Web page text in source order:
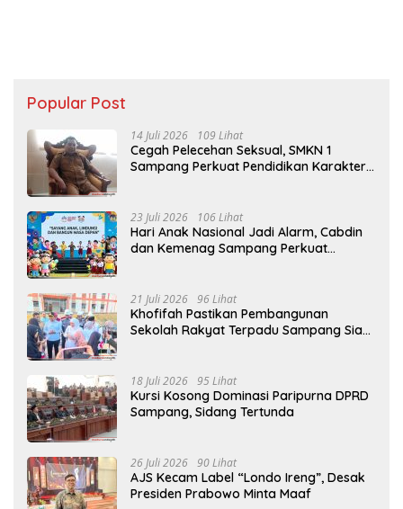
Popular Post
14 Juli 2026 109 Lihat
Cegah Pelecehan Seksual, SMKN 1
Sampang Perkuat Pendidikan Karakter
23 Juli 2026 106 Lihat
Hari Anak Nasional Jadi Alarm, Cabdin
dan Kemenag Sampang Perkuat
21 Juli 2026 96 Lihat
Khofifah Pastikan Pembangunan
Sekolah Rakyat Terpadu Sampang Siap
18 Juli 2026 95 Lihat
Kursi Kosong Dominasi Paripurna DPRD
Sampang, Sidang Tertunda
26 Juli 2026 90 Lihat
AJS Kecam Label “Londo Ireng”, Desak
Presiden Prabowo Minta Maaf